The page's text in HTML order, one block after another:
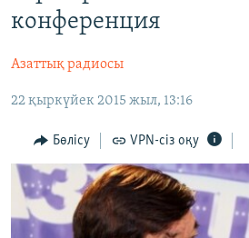
content
to
Navigation
Search
САЯСАТ
AZATTYQTV
ҚАҢТАР ОҚИҒАСЫ
АДАМ ҚҰҚЫҚТАРЫ
ӘЛЕУМЕТ
ӘЛЕМ
АРНАЙЫ ЖОБАЛАР
конференция
Азаттық радиосы
22 қыркүйек 2015 жыл, 13:16
Бөлісу VPN-сіз оқу